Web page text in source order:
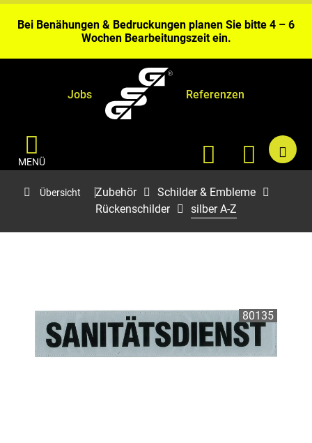
Bei Benähungen & Bedruckungen planen Sie bitte 4 – 6
Wochen Bearbeitungszeit ein.
Gerolstein.
Jobs Referenzen
MENÜ
Übersicht Zubehör
Schilder & Embleme
Rückenschilder
silber A-Z
80135